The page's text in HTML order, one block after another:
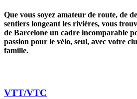
Que vous soyez amateur de route, de
sentiers longeant les rivières, vous
de Barcelone un cadre incomparable
passion pour le vélo, seul, avec votre
famille.
VTT/VTC